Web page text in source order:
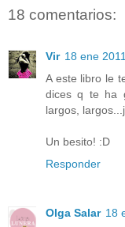
18 comentarios:
Vir 18 ene
A este libro le
dices q te ha
largos,
Un besito! :D
Responder
Olga Salar 18